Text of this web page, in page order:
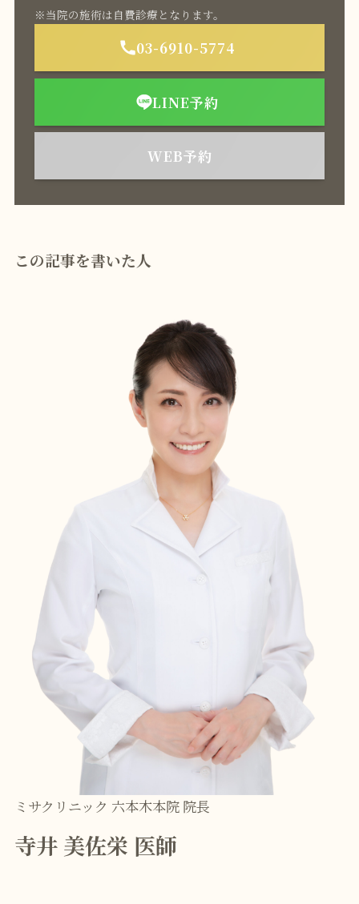
※当院の施術は自費診療となります。
03-6910-5774
LINE予約
WEB予約
この記事を書いた人
ミサクリニック 六本木本院 院長
寺井 美佐栄 医師